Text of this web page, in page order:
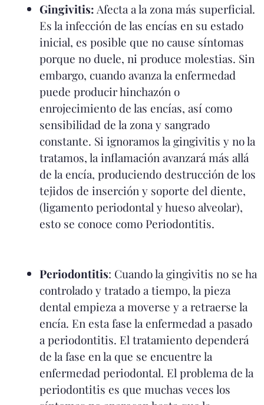
Gingivitis: Afecta a la zona más superficial.
Es la infección de las encías en su estado
inicial, es posible que no cause síntomas
porque no duele, ni produce molestias. Sin
embargo, cuando avanza la enfermedad
puede producir hinchazón o
enrojecimiento de las encías, así como
sensibilidad de la zona y sangrado
constante. Si ignoramos la gingivitis y no la
tratamos, la inflamación avanzará más allá
de la encía, produciendo destrucción de los
tejidos de inserción y soporte del diente,
(ligamento periodontal y hueso alveolar),
esto se conoce como Periodontitis.
Periodontitis: Cuando la gingivitis no se ha
controlado y tratado a tiempo, la pieza
dental empieza a moverse y a retraerse la
encía. En esta fase la enfermedad a pasado
a periodontitis. El tratamiento dependerá
de la fase en la que se encuentre la
enfermedad periodontal. El problema de la
periodontitis es que muchas veces los